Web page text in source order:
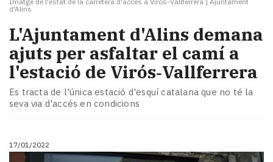
d'Alins
L'Ajuntament d'Alins demana
ajuts per asfaltar el camí a
l'estació de Virós‑Vallferrera
Es tracta de l'única estació d'esquí catalana que no té la
seva via d'accés en condicions
17/01/2022